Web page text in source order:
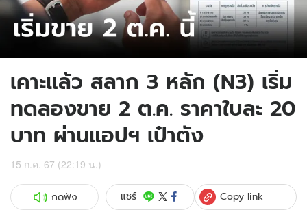
เคาะแล้ว สลาก 3 หลัก (N3) เริ่ม
ทดลองขาย 2 ต.ค. ราคาใบละ 20
บาท ผ่านแอปฯ เป๋าตัง
15 ก.ค. 67 (22:19 น.)
กดฟัง แชร์ Copy link